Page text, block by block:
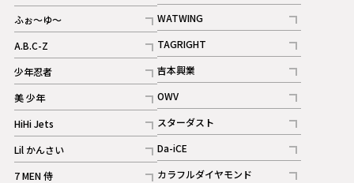
記事
ふぉ～ゆ～
記事
A.B.C-Z
記事
ギャラリー
少年忍者
記事
美 少年
記事
HiHi Jets
記事
Lil かんさい
記事
7 MEN 侍
記事
WATWING
記事
TAGRIGHT
記事
吉本興業
記事
OWV
記事
ギャラリー
スターダスト
記事
Da-iCE
記事
カラフルダイヤモンド